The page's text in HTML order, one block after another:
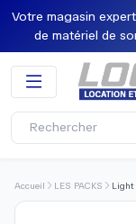
Votre magasin
de matériel de
Accueil LES PACKS Light